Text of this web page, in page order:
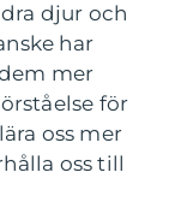
djur och
har
mer
för
oss mer
oss till